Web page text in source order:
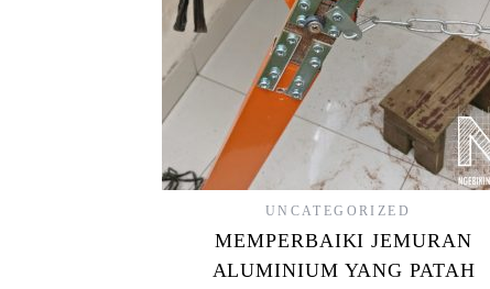
UNCATEGORIZED
MEMPERBAIKI JEMURAN
ALUMINIUM YANG PATAH